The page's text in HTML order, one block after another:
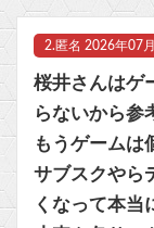
ビットコイン再
2. 匿名 2026年07
桜井さんはゲ
らないから参
もうゲームは
サブスクやら
くなって本当